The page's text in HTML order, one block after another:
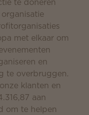
met elkaar om
en
te overbruggen.
klanten en
aan
om te helpen